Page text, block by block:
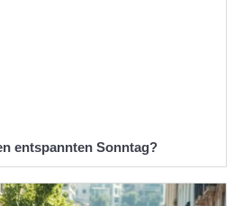
entspannten Sonntag?